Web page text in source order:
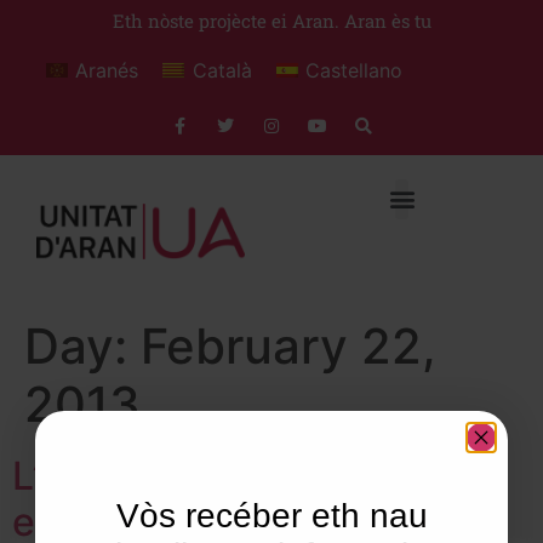
Eth nòste projècte ei Aran. Aran ès tu
Aranés Català Castellano
Day: February 22,
2013
L’alcalde de Bossòst signa
el conveni per iniciar el
Vòs recéber eth nau